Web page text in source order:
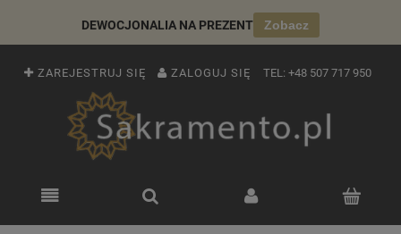
DEWOCJONALIA NA PREZENT Zobacz
ZAREJESTRUJ SIĘ ZALOGUJ SIĘ TEL: +48 507 717 950